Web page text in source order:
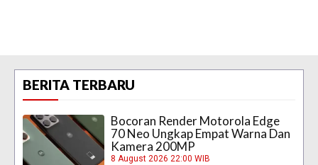
BERITA TERBARU
Bocoran Render Motorola Edge
70 Neo Ungkap Empat Warna Dan
Kamera 200MP
8 August 2026 22:00 WIB